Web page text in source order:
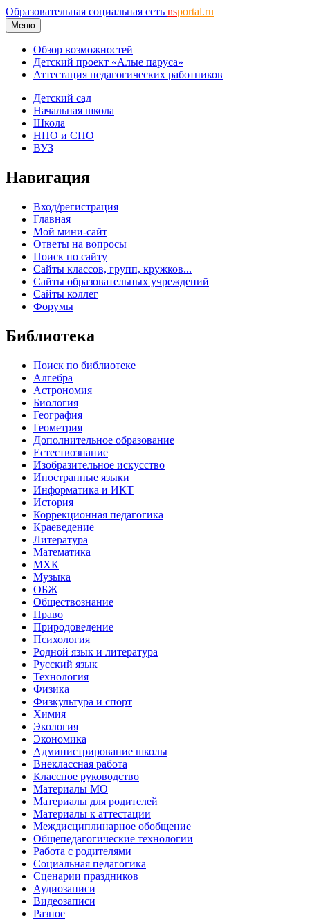
Образовательная социальная сеть nsportal.ru
Меню
Обзор возможностей
Детский проект «Алые паруса»
Аттестация педагогических работников
Детский сад
Начальная школа
Школа
НПО и СПО
ВУЗ
Навигация
Вход/регистрация
Главная
Мой мини-сайт
Ответы на вопросы
Поиск по сайту
Сайты классов, групп, кружков...
Сайты образовательных учреждений
Сайты коллег
Форумы
Библиотека
Поиск по библиотеке
Алгебра
Астрономия
Биология
География
Геометрия
Дополнительное образование
Естествознание
Изобразительное искусство
Иностранные языки
Информатика и ИКТ
История
Коррекционная педагогика
Краеведение
Литература
Математика
МХК
Музыка
ОБЖ
Обществознание
Право
Природоведение
Психология
Родной язык и литература
Русский язык
Технология
Физика
Физкультура и спорт
Химия
Экология
Экономика
Администрирование школы
Внеклассная работа
Классное руководство
Материалы МО
Материалы для родителей
Материалы к аттестации
Междисциплинарное обобщение
Общепедагогические технологии
Работа с родителями
Социальная педагогика
Сценарии праздников
Аудиозаписи
Видеозаписи
Разное